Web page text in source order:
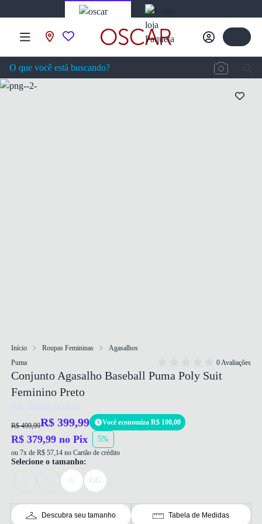
Início Roupas Femininas
Agasalhos
Puma
0 Avaliações
Conjunto Agasalho Baseball Puma Poly Suit
Feminino Preto
Ref: 4067983243592
R$ 499,99R$ 399,99 Você economiza R$ 100,00
R$ 379,99 no Pix 5%
ou 7x de R$ 57,14 no Cartão de crédito
Selecione o tamanho:
G GG
Descubra seu tamanho Tabela de Medidas